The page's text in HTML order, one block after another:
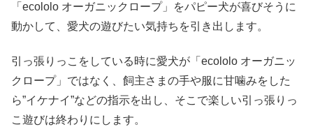
「ecololo オーガニックロープ」をパピー犬が喜びそうに
動かして、愛犬の遊びたい気持ちを引き出します。
引っ張りっこをしている時に愛犬が「ecololo オーガニッ
クロープ」ではなく、飼主さまの手や服に甘噛みをした
ら”イケナイ”などの指示を出し、そこで楽しい引っ張りっ
こ遊びは終わりにします。